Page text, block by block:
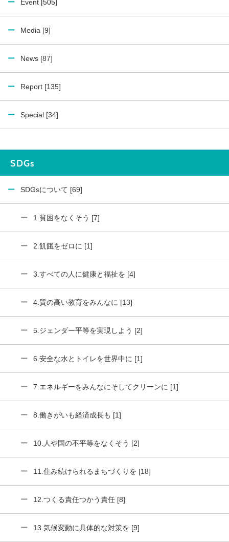
Event [505]
Media [9]
News [87]
Report [135]
Special [34]
SDGs
SDGsについて [69]
1.貧困をなくそう [7]
2.飢餓をゼロに [1]
3.すべての人に健康と福祉を [4]
4.質の高い教育をみんなに [13]
5.ジェンダー平等を実現しよう [2]
6.安全な水とトイレを世界中に [1]
7.エネルギーをみんなにそしてクリーンに [1]
8.働きがいも経済成長も [1]
10.人や国の不平等をなくそう [2]
11.住み続けられるまちづくりを [18]
12.つくる責任つかう責任 [8]
13.気候変動に具体的な対策を [9]